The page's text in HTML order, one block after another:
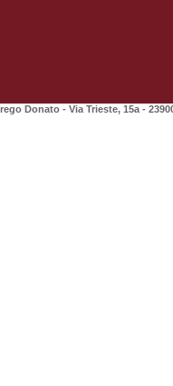
Donato - Via Trieste, 15a -